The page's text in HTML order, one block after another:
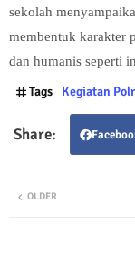
sekolah
membentuk karakter
dan humanis seperti
Tags Kegiatan
OLDER